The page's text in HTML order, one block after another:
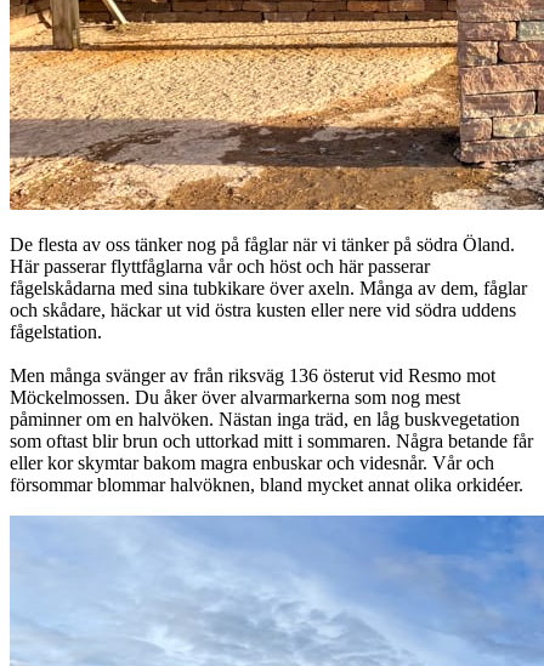
De flesta av oss tänker nog på fåglar när vi tänker på södra Öland.
Här passerar flyttfåglarna vår och höst och här passerar
fågelskådarna med sina tubkikare över axeln. Många av dem, fåglar
och skådare, häckar ut vid östra kusten eller nere vid södra uddens
fågelstation.
Men många svänger av från riksväg 136 österut vid Resmo mot
Möckelmossen. Du åker över alvarmarkerna som nog mest
påminner om en halvöken. Nästan inga träd, en låg buskvegetation
som oftast blir brun och uttorkad mitt i sommaren. Några betande får
eller kor skymtar bakom magra enbuskar och videsnår. Vår och
försommar blommar halvöknen, bland mycket annat olika orkidéer.